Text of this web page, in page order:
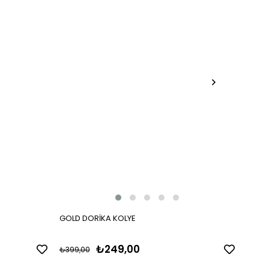
GOLD DORİKA KOLYE
₺249,00
₺399,00